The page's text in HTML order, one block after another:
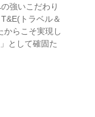
強いこだわり
トラベル＆
からこそ実現し
として確固た